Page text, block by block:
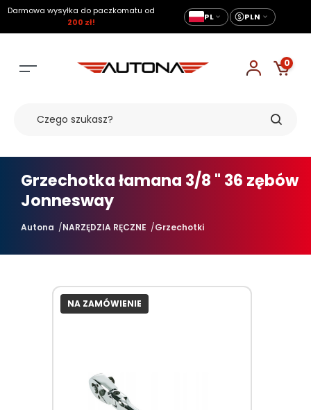
Darmowa wysyłka do paczkomatu od
200 zł!
PL PLN
0
Grzechotka łamana 3/8 " 36 zębów
Jonnesway
Autona NARZĘDZIA RĘCZNE Grzechotki
NA ZAMÓWIENIE